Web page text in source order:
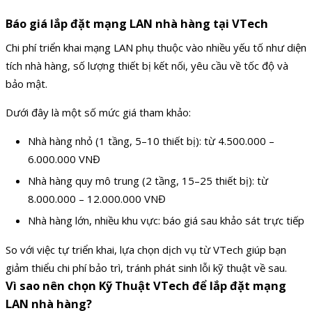
Báo giá lắp đặt mạng LAN nhà hàng tại VTech
Chi phí triển khai mạng LAN phụ thuộc vào nhiều yếu tố như diện
tích nhà hàng, số lượng thiết bị kết nối, yêu cầu về tốc độ và
bảo mật.
Dưới đây là một số mức giá tham khảo:
Nhà hàng nhỏ (1 tầng, 5–10 thiết bị): từ 4.500.000 –
6.000.000 VNĐ
Nhà hàng quy mô trung (2 tầng, 15–25 thiết bị): từ
8.000.000 – 12.000.000 VNĐ
Nhà hàng lớn, nhiều khu vực: báo giá sau khảo sát trực tiếp
So với việc tự triển khai, lựa chọn dịch vụ từ VTech giúp bạn
giảm thiểu chi phí bảo trì, tránh phát sinh lỗi kỹ thuật về sau.
Vì sao nên chọn Kỹ Thuật VTech để lắp đặt mạng
LAN nhà hàng?